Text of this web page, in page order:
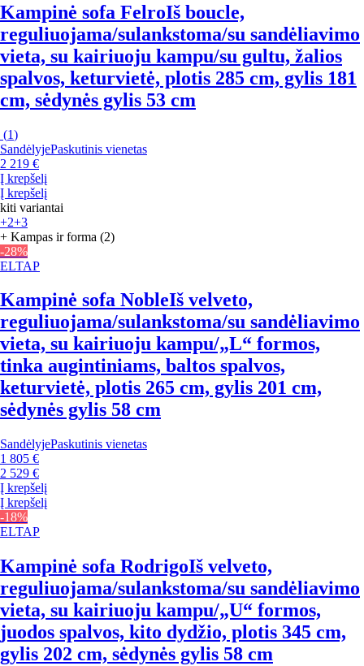
Kampinė sofa FelroIš boucle,
reguliuojama/sulankstoma/su sandėliavimo
vieta, su kairiuoju kampu/su gultu, žalios
spalvos, keturvietė, plotis 285 cm, gylis 181
cm, sėdynės gylis 53 cm
(1)
SandėlyjePaskutinis vienetas
2 219 €
Į krepšelį
Į krepšelį
kiti variantai
+2+3
+ Kampas ir forma (2)
-28%
ELTAP
Kampinė sofa NobleIš velveto,
reguliuojama/sulankstoma/su sandėliavimo
vieta, su kairiuoju kampu/„L“ formos,
tinka augintiniams, baltos spalvos,
keturvietė, plotis 265 cm, gylis 201 cm,
sėdynės gylis 58 cm
SandėlyjePaskutinis vienetas
1 805 €
2 529 €
Į krepšelį
Į krepšelį
-18%
ELTAP
Kampinė sofa RodrigoIš velveto,
reguliuojama/sulankstoma/su sandėliavimo
vieta, su kairiuoju kampu/„U“ formos,
juodos spalvos, kito dydžio, plotis 345 cm,
gylis 202 cm, sėdynės gylis 58 cm